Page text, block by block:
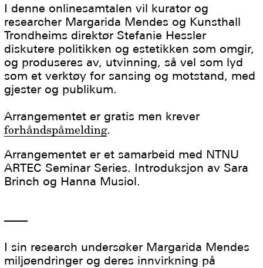
I denne onlinesamtalen vil kurator og
researcher Margarida Mendes og Kunsthall
Trondheims direktør Stefanie Hessler
diskutere politikken og estetikken som omgir,
og produseres av, utvinning, så vel som lyd
som et verktøy for sansing og motstand, med
gjester og publikum.
Arrangementet er gratis men krever
forhåndspåmelding.
Arrangementet er et samarbeid med NTNU
ARTEC Seminar Series. Introduksjon av Sara
Brinch og Hanna Musiol.
––––
I sin research undersøker Margarida Mendes
miljøendringer og deres innvirkning på